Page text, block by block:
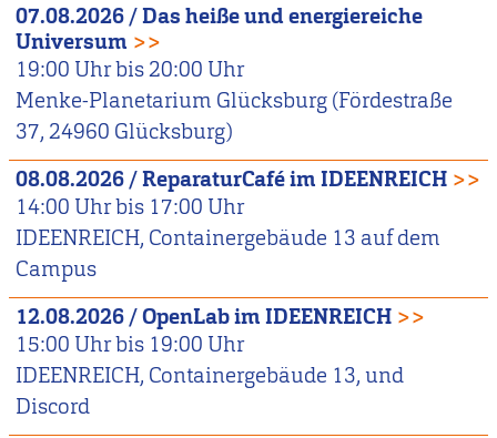
07.08.2026/Das heiße und energiereiche
Universum >>
19:00 Uhr bis20:00 Uhr
Menke-Planetarium Glücksburg (Fördestraße
37, 24960 Glücksburg)
08.08.2026/ReparaturCafé im IDEENREICH >>
14:00 Uhr bis 17:00 Uhr
IDEENREICH, Containergebäude 13 auf dem
Campus
12.08.2026/OpenLab im IDEENREICH >>
15:00 Uhr bis 19:00 Uhr
IDEENREICH, Containergebäude 13, und
Discord